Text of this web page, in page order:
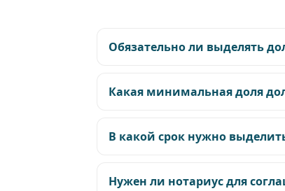
Обязательно ли выделять
Какая минимальная доля
В какой срок нужно
Нужен ли нотариус для